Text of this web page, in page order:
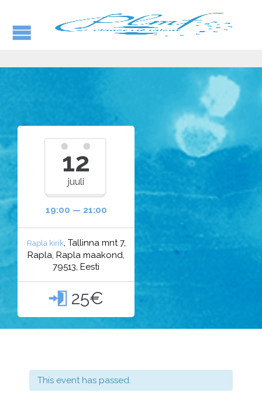
12
juuli
19:00 — 21:00
Rapla kirik, Tallinna mnt 7,
Rapla, Rapla maakond,
79513, Eesti
 25€
This event has passed.